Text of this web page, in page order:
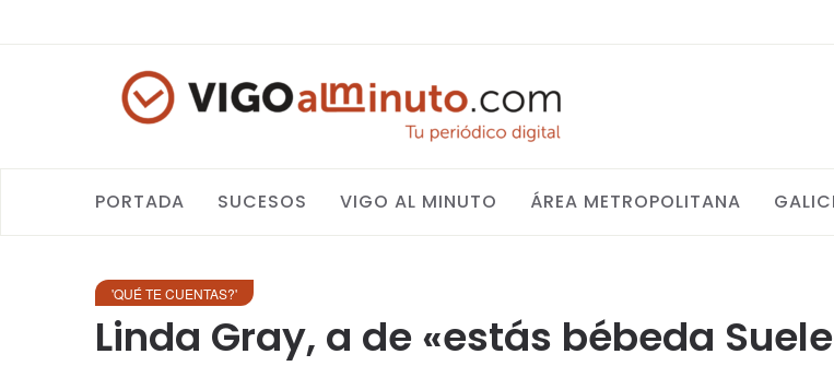
PORTADA SUCESOS VIGO AL MINUTO ÁREA METROPOLITANA
'QUÉ TE CUENTAS?'
Linda Gray, a de «estás bébeda